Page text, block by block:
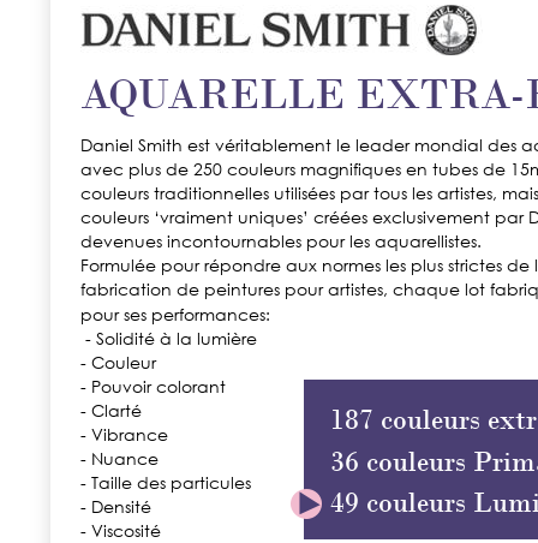
AQUARELLE
Daniel Smith est véritablement le leader mondial des
avec plus de 250 couleurs magnifiques en tubes de
couleurs traditionnelles utilisées par tous les artistes,
couleurs ‘vraiment uniques’ créées exclusivement par
devenues incontournables pour les aquarellistes.
Formulée pour répondre aux normes les plus strictes
fabrication de peintures pour artistes, chaque lot
pour ses performances:
- Solidité à la lumière
- Couleur
- Pouvoir colorant
- Clarté
- Vibrance
- Nuance
- Taille des particules
- Densité
- Viscosité
187 couleurs
36 couleurs
49 couleurs